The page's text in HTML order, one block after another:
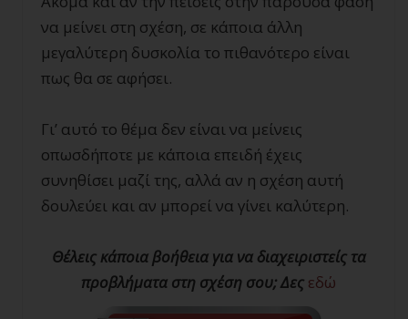
να μείνει στη σχέση, σε κάποια άλλη
μεγαλύτερη δυσκολία το πιθανότερο είναι
πως θα σε αφήσει.
Γι’ αυτό το θέμα δεν είναι να μείνεις
οπωσδήποτε με κάποια επειδή έχεις
συνηθίσει μαζί της, αλλά αν η σχέση αυτή
δουλεύει και αν μπορεί να γίνει καλύτερη.
Θέλεις κάποια βοήθεια για να διαχειριστείς τα
προβλήματα στη σχέση σου; Δες εδώ